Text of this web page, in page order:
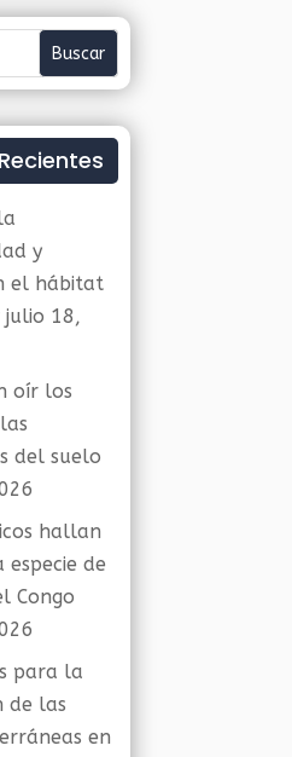
y
el hábitat
julio 18,
oír los
del suelo
hallan
especie de
Congo
para la
de las
en